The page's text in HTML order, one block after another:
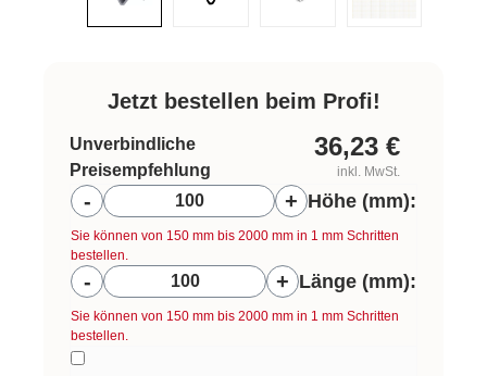
Jetzt bestellen beim Profi!
Unverbindliche
Preisempfehlung
36,23 €
inkl. MwSt.
Höhe (mm):
- + Höhe (mm):
Sie können von 150 mm bis 2000 mm in 1 mm Schritten
bestellen.
Länge (mm):
- + Länge (mm):
Sie können von 150 mm bis 2000 mm in 1 mm Schritten
bestellen.